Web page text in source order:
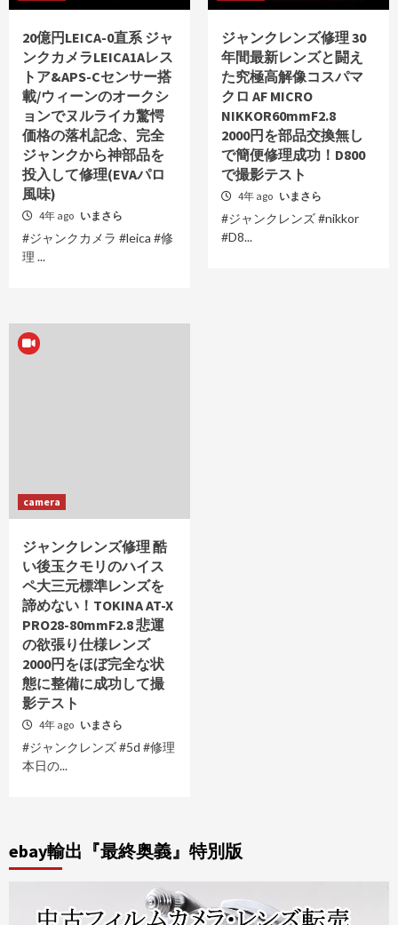
20億円LEICA-0直系 ジャ
ンクカメラLEICA1Aレス
トア&APS-Cセンサー搭
載/ウィーンのオークシ
ョンでヌルライカ驚愕
価格の落札記念、完全
ジャンクから神部品を
投入して修理(EVAパロ
風味)
4年 ago いまさら
#ジャンクカメラ #leica #修
理 ...
ジャンクレンズ修理 30
年間最新レンズと闘え
た究極高解像コスパマ
クロ AF MICRO
NIKKOR60mmF2.8
2000円を部品交換無し
で簡便修理成功！D800
で撮影テスト
4年 ago いまさら
#ジャンクレンズ #nikkor
#D8...
camera
ジャンクレンズ修理 酷
い後玉クモリのハイス
ペ大三元標準レンズを
諦めない！TOKINA AT-X
PRO28-80mmF2.8 悲運
の欲張り仕様レンズ
2000円をほぼ完全な状
態に整備に成功して撮
影テスト
4年 ago いまさら
#ジャンクレンズ #5d #修理
本日の...
ebay輸出『最終奥義』特別版